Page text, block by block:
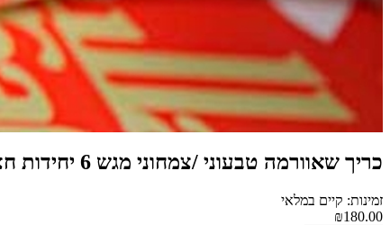
כריך שאוורמה טבעוני /צמחוני מגש 6 יחידות חצי בגט
זמינות: קיים במלאי
₪180.00